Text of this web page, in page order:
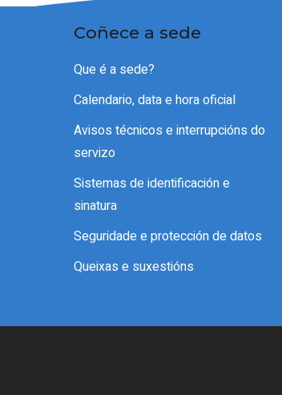
Coñece a sede
Que é a sede?
Calendario, data e hora oficial
Avisos técnicos e interrupcións do
servizo
Sistemas de identificación e
sinatura
Seguridade e protección de datos
Queixas e suxestións